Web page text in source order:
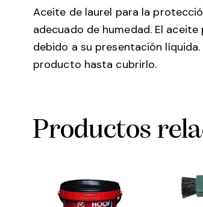
Aceite de laurel para la
adecuado de humedad. El
debido a su presentación
producto hasta cubrirlo.
Productos